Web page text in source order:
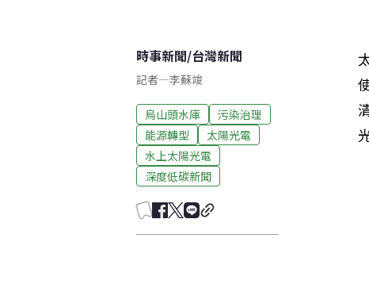
時事新聞/台灣新聞
記者—李蘇竣
烏山頭水庫
污染治理
能源轉型
太陽光電
水上太陽光電
深度低碳新聞